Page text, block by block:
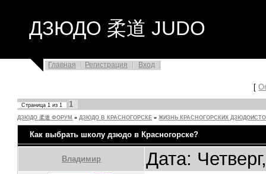
ДЗЮДО 柔道 JUDO
Главная Регистрация Вход
[
Страница1 из1 1
ДЗЮДО 柔道 ФОРУМ » ДЗЮДО В КРАСНОГОРСКЕ » ЖИЗНЬ КРАСНОГОРСКИХ
Как выбрать школу дзюдо в Красногорске?
Владимир Дата: